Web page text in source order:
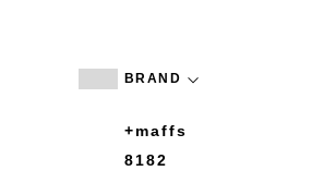
BRAND
+maffs
8182